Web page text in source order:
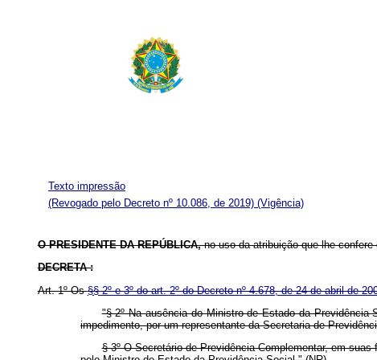
Texto impressão
(Revogado pelo Decreto nº 10.086, de 2019) (Vigência)
O PRESIDENTE DA REPÚBLICA,no uso da atribuição que lhe
DECRETA :
Art. 1º Os§§ 2º e 3º do art. 2º do Decreto nº 4.678, de 24 de abril de
"§ 2º Na ausência do Ministro de Estado da
impedimento, por um representante da Secretaria de
§ 3º O Secretário de Previdência Complementar, em